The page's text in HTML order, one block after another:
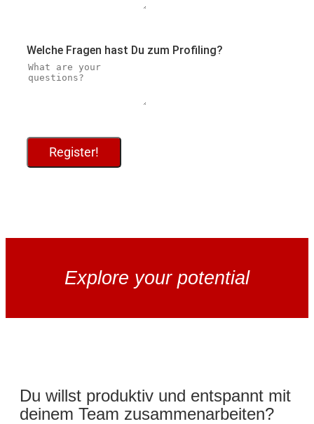
Welche Fragen hast Du zum Profiling?
Register!
Explore your potential
Du willst produktiv und entspannt mit
deinem Team zusammenarbeiten?